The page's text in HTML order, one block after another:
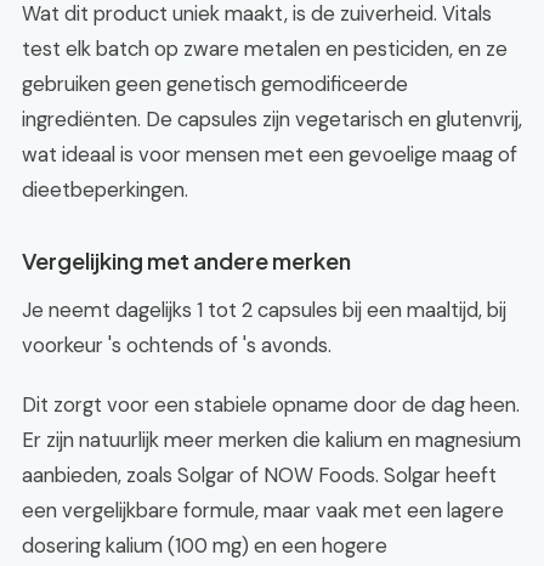
Wat dit product uniek maakt, is de zuiverheid. Vitals
test elk batch op zware metalen en pesticiden, en ze
gebruiken geen genetisch gemodificeerde
ingrediënten. De capsules zijn vegetarisch en glutenvrij,
wat ideaal is voor mensen met een gevoelige maag of
dieetbeperkingen.
Vergelijking met andere merken
Je neemt dagelijks 1 tot 2 capsules bij een maaltijd, bij
voorkeur 's ochtends of 's avonds.
Dit zorgt voor een stabiele opname door de dag heen.
Er zijn natuurlijk meer merken die kalium en magnesium
aanbieden, zoals Solgar of NOW Foods. Solgar heeft
een vergelijkbare formule, maar vaak met een lagere
dosering kalium (100 mg) en een hogere